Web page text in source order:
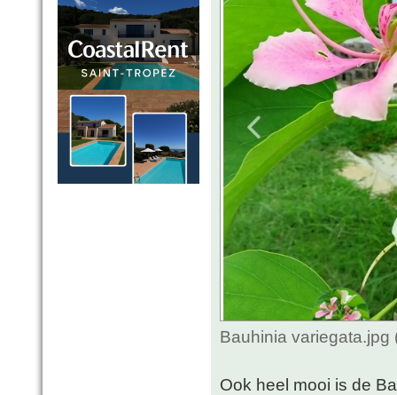
Bauhinia
Ook heel mooi is de